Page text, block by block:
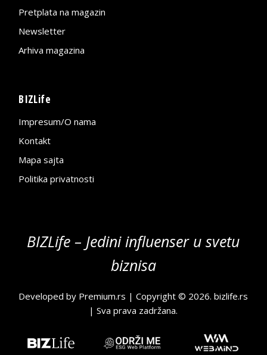
Pretplata na magazin
Newsletter
Arhiva magazina
BIZLife
Impresum/O nama
Kontakt
Mapa sajta
Politika privatnosti
BIZLife – Jedini influenser u svetu
biznisa
Developed by Premium.rs | Copyright © 2026.bizlife.rs
| Sva prava zadržana.